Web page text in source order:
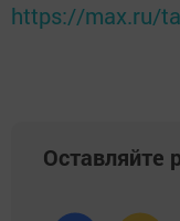
https://max.ru/
Оставляйте